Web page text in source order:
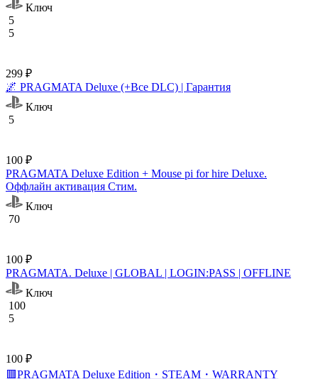
Ключ
5
5
299 ₽
🌌 PRAGMATA Deluxe (+Все DLC) | Гарантия
Ключ
5
100 ₽
PRAGMATA Deluxe Edition + Mouse pi for hire Deluxe.
Оффлайн активация Cтим.
Ключ
70
100 ₽
PRAGMATA. Deluxe | GLOBAL | LOGIN:PASS | OFFLINE
Ключ
100
5
100 ₽
🟥PRAGMATA Deluxe Edition・STEAM・WARRANTY